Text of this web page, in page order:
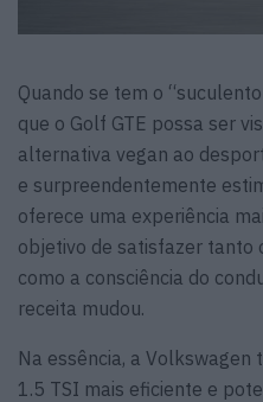
Quando se tem o
que o Golf GTE possa ser
alternativa vegan ao
e surpreendentemente
oferece uma experiência
objetivo de satisfazer tanto
como a consciência do
receita mudou.
Na essência, a
1.5 TSI mais eficiente e